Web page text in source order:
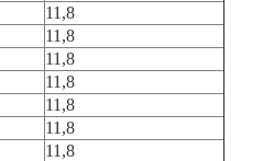
11,8
11,8
11,8
11,8
11,8
11,8
11,8